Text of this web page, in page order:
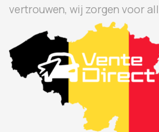
vertrouwen, wij zorgen voor